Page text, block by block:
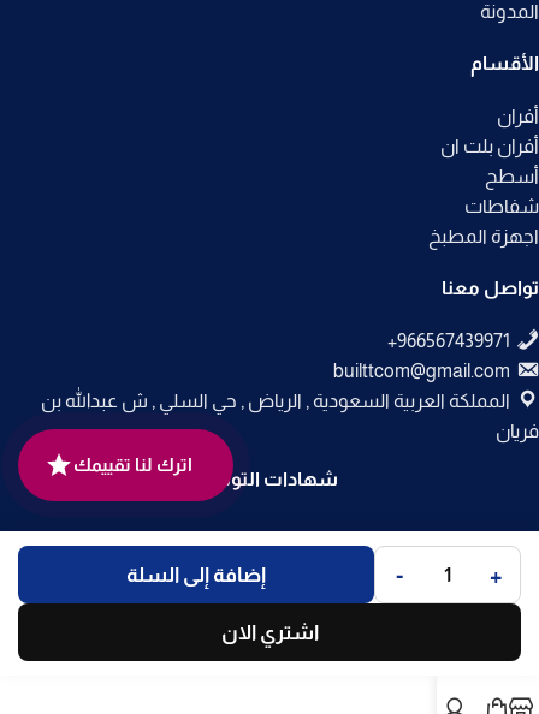
المدونة
الأقسام
أفران
أفران بلت ان
أسطح
شفاطات
اجهزة المطبخ
تواصل معنا
builttcom@gmail.com
المملكة العربية السعودية , الرياض , حي السلي , ش عبدالله بن
فريان
شهادات التوثيق
جميع الحقوق محفوظة لـمتجر بلت إن© 2025.
تم التطوير بواسطةCode Times
. +
- إضافة إلى السلة
اشتري الان
اترك لنا تقييمك